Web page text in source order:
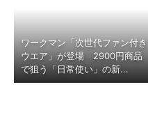
ワークマン「次世代ファン付き
ウエア」が登場 2900円商品
で狙う「日常使い」の新...